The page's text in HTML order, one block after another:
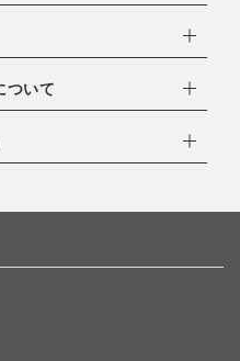
けます。
ついて
でにご連絡頂いた場合はキャ
ない場合がございます。あら